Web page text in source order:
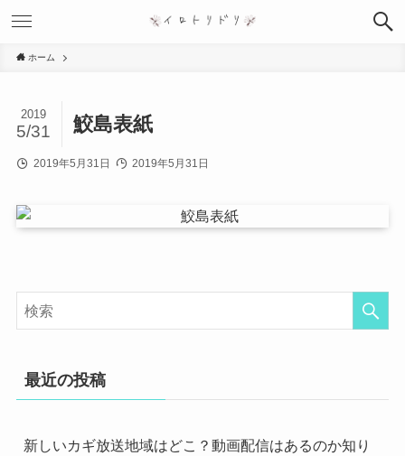
ホーム
鮫島表紙
2019
5/31
2019年5月31日 2019年5月31日
最近の投稿
新しいカギ放送地域はどこ？動画配信はあるのか知り